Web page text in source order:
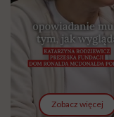
Zobacz więcej